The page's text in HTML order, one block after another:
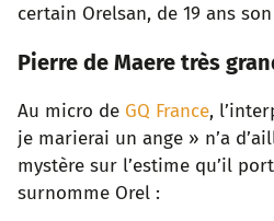
certain Orelsan, de 19 ans
Pierre de Maere très
Au micro de GQ France,
je marierai un ange » n’a
mystère sur l’estime qu’il
surnomme Orel :